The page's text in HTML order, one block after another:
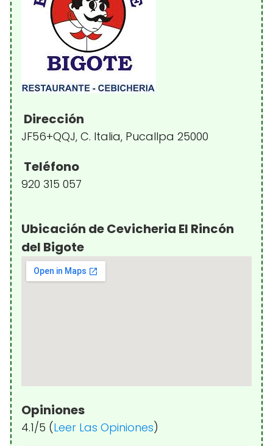
Dirección
JF56+QQJ, C. Italia, Pucallpa 25000
Teléfono
920 315 057
Ubicación de Cevicheria El Rincón
del Bigote
Opiniones
4.1/5 (Leer Las Opiniones)